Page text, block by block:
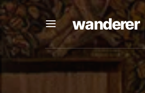
wanderer